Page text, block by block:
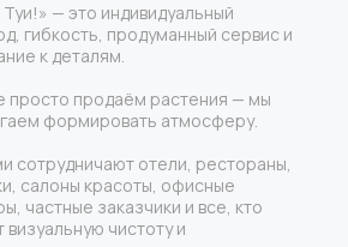
Туи!» — это индивидуальный
гибкость, продуманный сервис и
к деталям.
просто продаём растения — мы
формировать атмосферу.
сотрудничают отели, рестораны,
салоны красоты, офисные
частные заказчики и все, кто
визуальную чистоту и